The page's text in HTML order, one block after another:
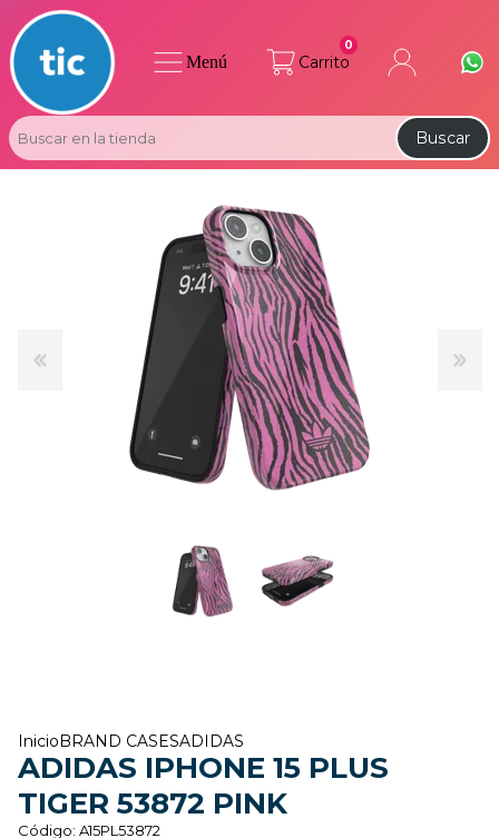
Carrito
0
Buscar
Menú
Inicio BRAND CASESADIDAS
ADIDAS IPHONE 15 PLUS
TIGER 53872 PINK
Código: A15PL53872